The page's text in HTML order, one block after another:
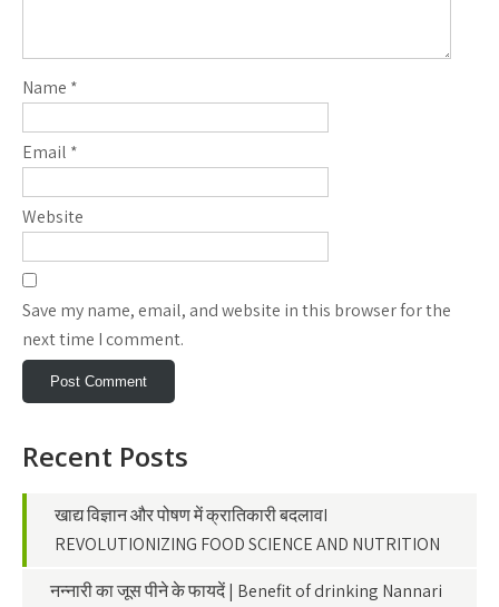
Name *
Email *
Website
Save my name, email, and website in this browser for the
next time I comment.
Recent Posts
खाद्य विज्ञान और पोषण में क्रातिकारी बदलावI
REVOLUTIONIZING FOOD SCIENCE AND NUTRITION
नन्नारी का जूस पीने के फायदें | Benefit of drinking Nannari